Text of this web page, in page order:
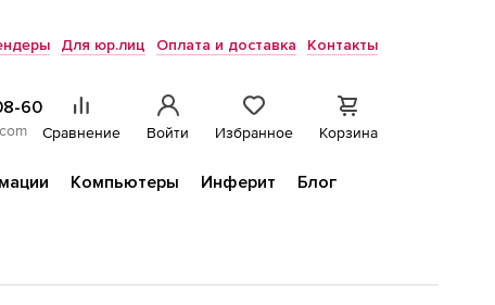
Для юр.лиц Оплата и доставка Контакты
60
Сравнение Войти Избранное Корзина
Компьютеры Инферит
Блог